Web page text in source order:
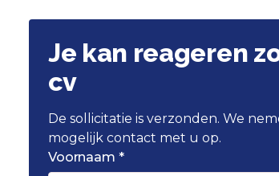
Je kan reageren
cv
De sollicitatie is verzonden. We
mogelijk contact met u op.
Voornaam *